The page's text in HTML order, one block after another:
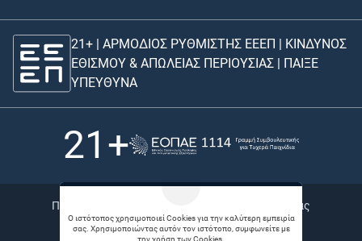
Ο ιστότοπος χρησιμοποιεί Cookies για την καλύτερη εμπειρία
σας. Χρησιμοποιώντας αυτόν τον ιστότοπο, συμφωνείτε με
την χρήση των Cookies.
21+ | ΑΡΜΟΔΙΟΣ ΡΥΘΜΙΣΤΗΣ ΕΕΕΠ | ΚΙΝΔΥΝΟΣ
ΕΘΙΣΜΟΥ & ΑΠΩΛΕΙΑΣ ΠΕΡΙΟΥΣΙΑΣ | ΠΑΙΞΕ
ΥΠΕΥΘΥΝΑ
21+
Πολιτική απορρήτου |
Θέσεις εργασίας
© 2026 Betonarme